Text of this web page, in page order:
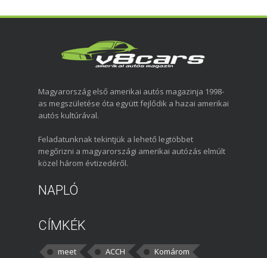
Magyarország első amerikai autós magazinja 1998-
as megszületése óta együtt fejlődik a hazai amerikai
autós kultúrával.
Feladatunknak tekintjük a lehető legtöbbet
megőrizni a magyarországi amerikai autózás elmúlt
közel három évtizedéről.
NAPLÓ
CÍMKÉK
meet ACCH
Komárom